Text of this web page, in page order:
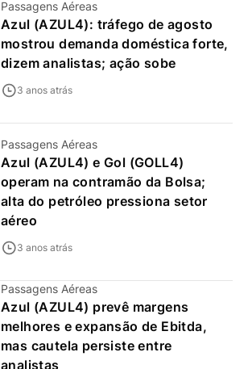
Passagens Aéreas
Azul (AZUL4): tráfego de agosto
mostrou demanda doméstica forte,
dizem analistas; ação sobe
3 anos atrás
Passagens Aéreas
Azul (AZUL4) e Gol (GOLL4)
operam na contramão da Bolsa;
alta do petróleo pressiona setor
aéreo
3 anos atrás
Passagens Aéreas
Azul (AZUL4) prevê margens
melhores e expansão de Ebitda,
mas cautela persiste entre
analistas